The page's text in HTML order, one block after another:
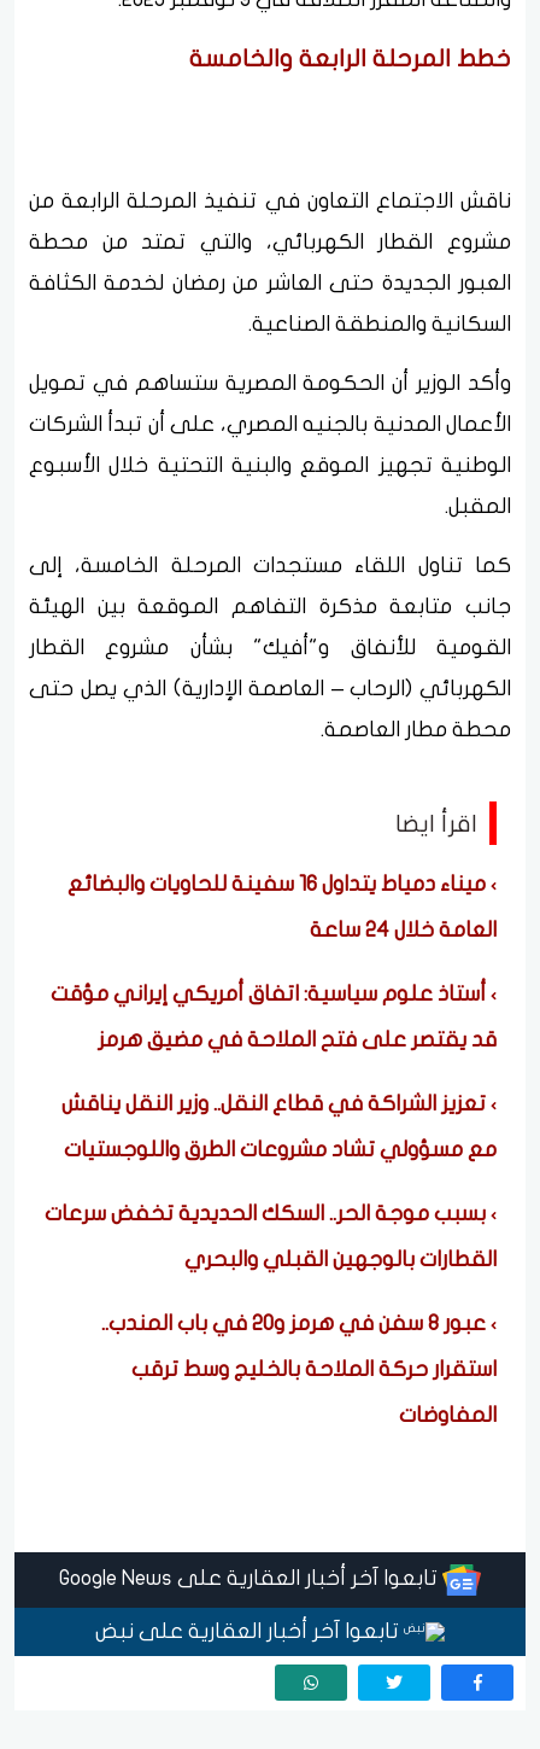
خطط المرحلة الرابعة والخامسة
ناقش الاجتماع التعاون في تنفيذ المرحلة الرابعة من
مشروع القطار الكهربائي، والتي تمتد من محطة
العبور الجديدة حتى العاشر من رمضان لخدمة الكثافة
السكانية والمنطقة الصناعية.
وأكد الوزير أن الحكومة المصرية ستساهم في تمويل
الأعمال المدنية بالجنيه المصري، على أن تبدأ الشركات
الوطنية تجهيز الموقع والبنية التحتية خلال الأسبوع
المقبل.
كما تناول اللقاء مستجدات المرحلة الخامسة، إلى
جانب متابعة مذكرة التفاهم الموقعة بين الهيئة
القومية للأنفاق و"أفيك" بشأن مشروع القطار
الكهربائي (الرحاب – العاصمة الإدارية) الذي يصل حتى
محطة مطار العاصمة.
اقرأ ايضا
ميناء دمياط يتداول 16 سفينة للحاويات والبضائع
العامة خلال 24 ساعة
أستاذ علوم سياسية: اتفاق أمريكي إيراني مؤقت
قد يقتصر على فتح الملاحة في مضيق هرمز
تعزيز الشراكة في قطاع النقل.. وزير النقل يناقش
مع مسؤولي تشاد مشروعات الطرق واللوجستيات
بسبب موجة الحر.. السكك الحديدية تخفض سرعات
القطارات بالوجهين القبلي والبحري
عبور 8 سفن في هرمز و20 في باب المندب..
استقرار حركة الملاحة بالخليج وسط ترقب
المفاوضات
تابعوا آخر أخبار العقارية على Google News
تابعوا آخر أخبار العقارية على نبض